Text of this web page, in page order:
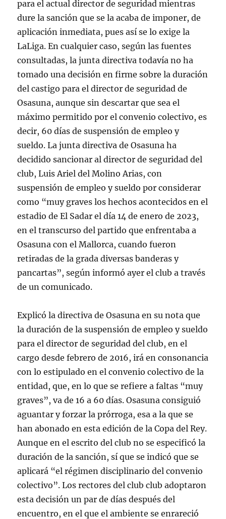
para el actual director de seguridad mientras
dure la sanción que se la acaba de imponer, de
aplicación inmediata, pues así se lo exige la
LaLiga. En cualquier caso, según las fuentes
consultadas, la junta directiva todavía no ha
tomado una decisión en firme sobre la duración
del castigo para el director de seguridad de
Osasuna, aunque sin descartar que sea el
máximo permitido por el convenio colectivo, es
decir, 60 días de suspensión de empleo y
sueldo. La junta directiva de Osasuna ha
decidido sancionar al director de seguridad del
club, Luis Ariel del Molino Arias, con
suspensión de empleo y sueldo por considerar
como “muy graves los hechos acontecidos en el
estadio de El Sadar el día 14 de enero de 2023,
en el transcurso del partido que enfrentaba a
Osasuna con el Mallorca, cuando fueron
retiradas de la grada diversas banderas y
pancartas”, según informó ayer el club a través
de un comunicado.
Explicó la directiva de Osasuna en su nota que
la duración de la suspensión de empleo y sueldo
para el director de seguridad del club, en el
cargo desde febrero de 2016, irá en consonancia
con lo estipulado en el convenio colectivo de la
entidad, que, en lo que se refiere a faltas “muy
graves”, va de 16 a 60 días. Osasuna consiguió
aguantar y forzar la prórroga, esa a la que se
han abonado en esta edición de la Copa del Rey.
Aunque en el escrito del club no se especificó la
duración de la sanción, sí que se indicó que se
aplicará “el régimen disciplinario del convenio
colectivo”. Los rectores del club club adoptaron
esta decisión un par de días después del
encuentro, en el que el ambiente se enrareció